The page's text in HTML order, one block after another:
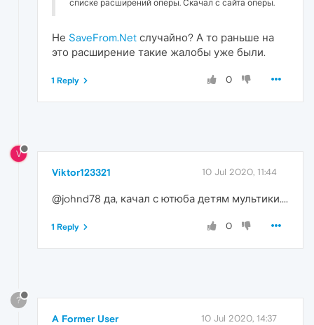
списке расширений оперы. Скачал с сайта оперы.
Не SaveFrom.Net случайно? А то раньше на
это расширение такие жалобы уже были.
0
1 Reply
V
Viktor123321 10 Jul 2020, 11:44
@johnd78 да, качал с ютюба детям мультики....
0
1 Reply
?
A Former User 10 Jul 2020, 14:37